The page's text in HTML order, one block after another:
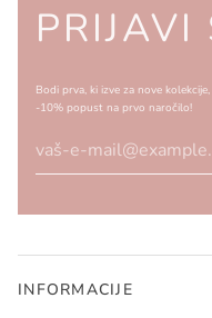
PRIJAVI
Bodi prva, ki izve za nove
-10% popust na prvo naročilo!
INFORMACIJE